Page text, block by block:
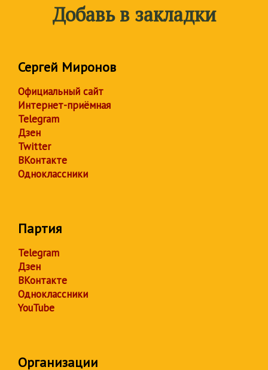
Добавь в закладки
Сергей Миронов
Официальный сайт
Интернет-приёмная
Telegram
Дзен
Twitter
ВКонтакте
Одноклассники
Партия
Telegram
Дзен
ВКонтакте
Одноклассники
YouTube
Организации